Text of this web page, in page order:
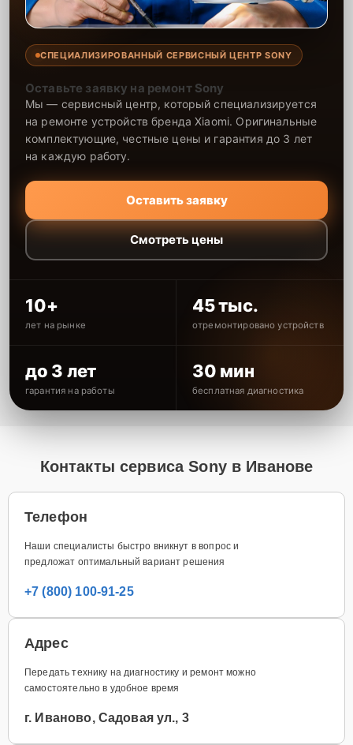
СПЕЦИАЛИЗИРОВАННЫЙ СЕРВИСНЫЙ ЦЕНТР SONY
Оставьте заявку на ремонт Sony
Мы — сервисный центр, который специализируется
на ремонте устройств бренда Xiaomi. Оригинальные
комплектующие, честные цены и гарантия до 3 лет
на каждую работу.
Оставить заявку
Смотреть цены
10+
лет на рынке
45 тыс.
отремонтировано устройств
до 3 лет
гарантия на работы
30 мин
бесплатная диагностика
Контакты сервиса Sony в Иванове
Телефон
Наши специалисты быстро вникнут в вопрос и
предложат оптимальный вариант решения
+7 (800) 100-91-25
Адрес
Передать технику на диагностику и ремонт можно
самостоятельно в удобное время
г. Иваново, Садовая ул., 3